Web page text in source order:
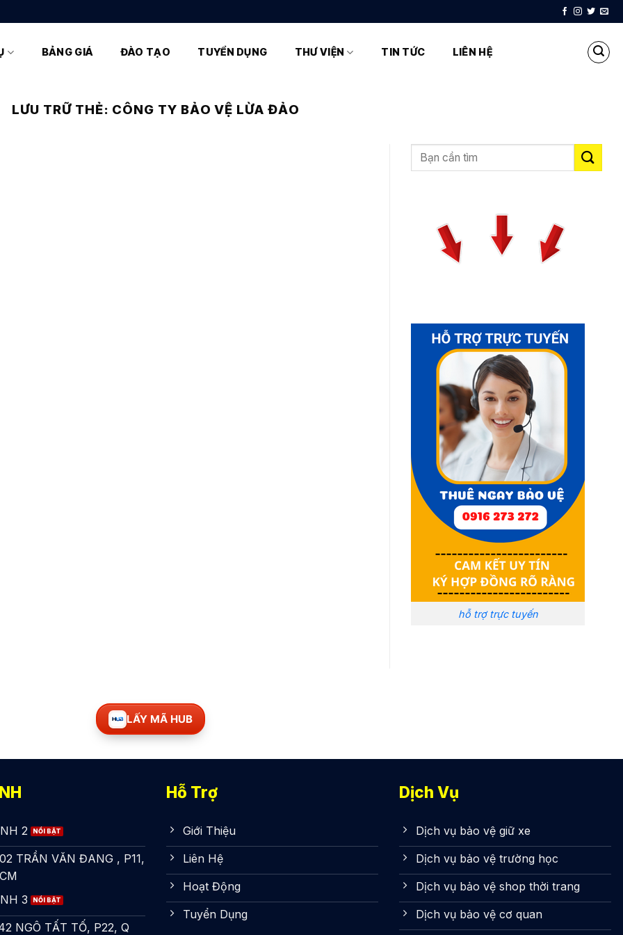
BẢNG GIÁ ĐÀO TẠO TUYỂN DỤNG THƯ VIỆN TIN TỨC LIÊN HỆ
LƯU TRỮ THẺ: CÔNG TY BẢO VỆ LỪA ĐẢO
hỗ trợ trực tuyến
LẤY MÃ HUB
2
TRẦN VĂN ĐANG , P11,
3
NGÔ TẤT TỐ, P22, Q
Hỗ Trợ
Giới Thiệu
Liên Hệ
Hoạt Động
Tuyển Dụng
Dịch Vụ
Dịch vụ bảo vệ giữ xe
Dịch vụ bảo vệ trường học
Dịch vụ bảo vệ shop thời trang
Dịch vụ bảo vệ cơ quan